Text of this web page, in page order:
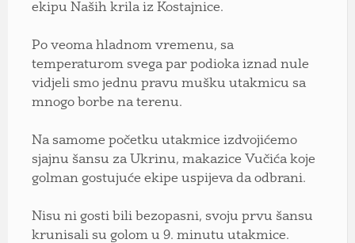
ekipu Naših krila iz Kostajnice.
Po veoma hladnom vremenu, sa
temperaturom svega par podioka iznad nule
vidjeli smo jednu pravu mušku utakmicu sa
mnogo borbe na terenu.
Na samome početku utakmice izdvojićemo
sjajnu šansu za Ukrinu, makazice Vučića koje
golman gostujuće ekipe uspijeva da odbrani.
Nisu ni gosti bili bezopasni, svoju prvu šansu
krunisali su golom u 9. minutu utakmice.